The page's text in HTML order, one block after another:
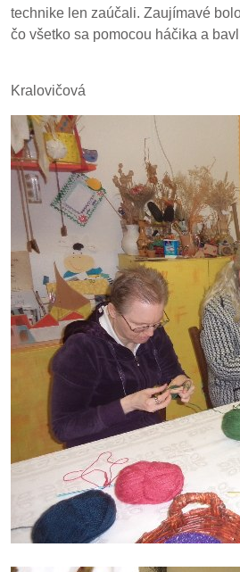
technike len zaúčali. Zaujímavé
čo všetko sa pomocou háčika a
Kralovičová